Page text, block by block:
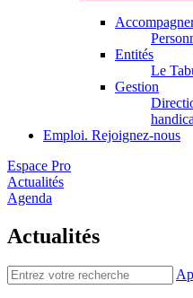
Entités
Le
Gestion
Emploi. Rejoignez-nous
Espace Pro
Actualités
Agenda
Actualités